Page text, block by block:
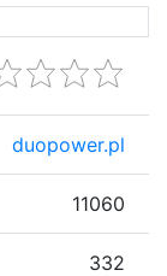
duopower.pl
11060
332